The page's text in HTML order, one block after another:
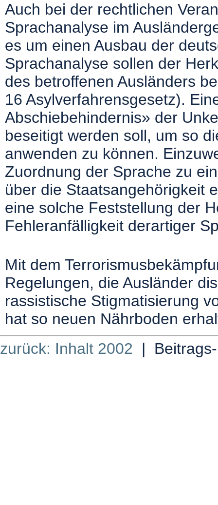
Auch bei der rechtlichen
Sprachanalyse im
es um einen Ausbau der
Sprachanalyse sollen der
des betroffenen Ausländers
16 Asylverfahrensgesetz).
Abschiebehindernis» der
beseitigt werden soll, um so
anwenden zu können.
Zuordnung der Sprache zu
über die Staatsangehörigkeit
eine solche Feststellung der
Fehleranfälligkeit derartiger
Mit dem
Regelungen, die Ausländer
rassistische Stigmatisierung
hat so neuen Nährboden
zurück: Inhalt 2002 |